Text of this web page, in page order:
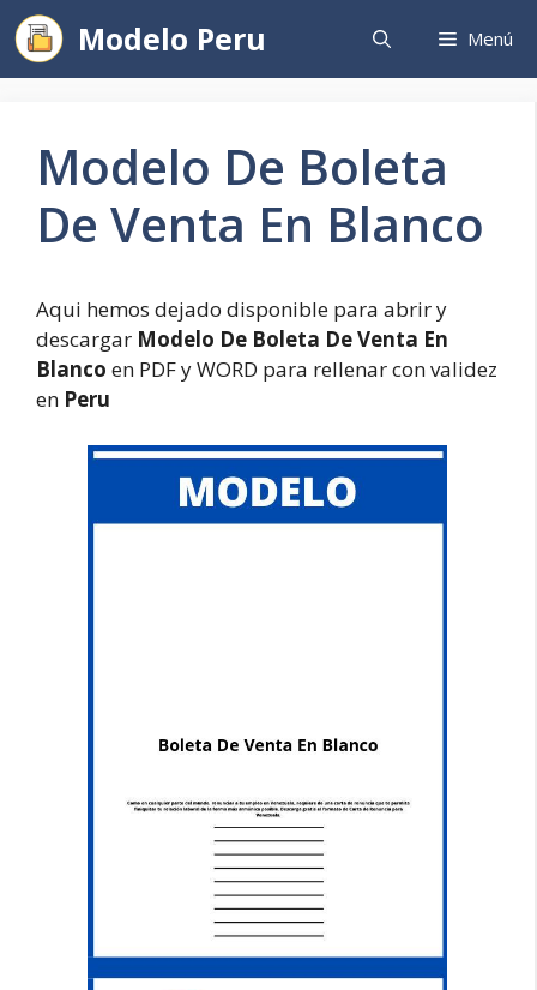
Saltar
al
contenido
Modelo Peru Menú
Modelo De Boleta
De Venta En Blanco
Aqui hemos dejado disponible para abrir y
descargar Modelo De Boleta De Venta En
Blanco en PDF y WORD para rellenar con validez
en Peru